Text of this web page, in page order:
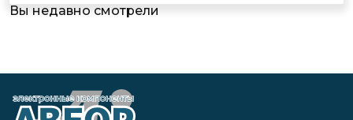
Вы недавно смотрели